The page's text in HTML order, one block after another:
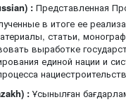
: Представленная
в итоге ее
статьи,
выработке
единой нации и
:Ұсынылған